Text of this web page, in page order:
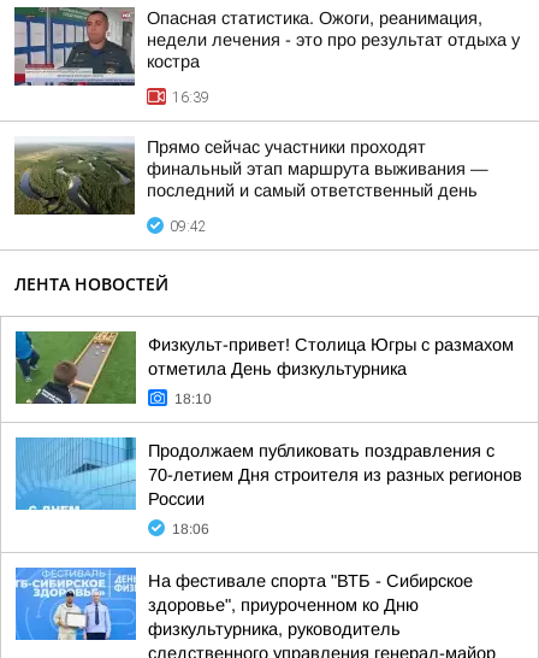
Опасная статистика. Ожоги, реанимация,
недели лечения - это про результат отдыха у
костра
16:39
Прямо сейчас участники проходят
финальный этап маршрута выживания —
последний и самый ответственный день
09:42
ЛЕНТА НОВОСТЕЙ
Физкульт-привет! Столица Югры с размахом
отметила День физкультурника
18:10
Продолжаем публиковать поздравления с
70-летием Дня строителя из разных регионов
России
18:06
На фестивале спорта "ВТБ - Сибирское
здоровье", приуроченном ко Дню
физкультурника, руководитель
следственного управления генерал-майор